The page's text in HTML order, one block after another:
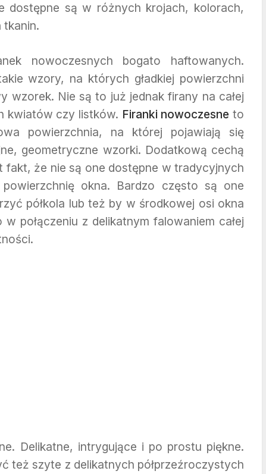
dostępne są w różnych krojach, kolorach,
tkanin.
nowoczesnych bogato haftowanych.
wzory, na których gładkiej powierzchni
wzorek. Nie są to już jednak firany na całej
kwiatów czy listków. Firanki nowoczesne to
powierzchnia, na której pojawiają się
geometryczne wzorki. Dodatkową cechą
że nie są one dostępne w tradycyjnych
powierzchnię okna. Bardzo często są one
półkola lub też by w środkowej osi okna
połączeniu z delikatnym falowaniem całej
Delikatne, intrygujące i po prostu piękne.
też szyte z delikatnych półprzeźroczystych